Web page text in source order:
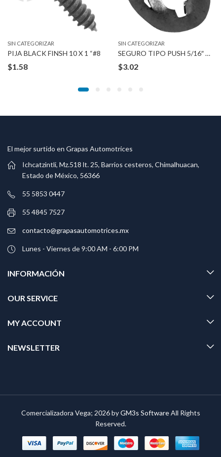
SIN CATEGORIZAR
PIJA BLACK FINSH 10 X 1 “#8
$1.58
SIN CATEGORIZAR
SEGURO TIPO PUSH 5/16″ SCREW SIZE 5/8″ OUTSIDE
$3.02
El mejor surtido en Grapas Automotrices
Ichcatzintli, Mz.518 lt. 25, Barrios cesteros, Chimalhuacan,
Estado de México, 56366
55 5853 0447
55 4845 7527
contacto@grapasautomotrices.mx
Lunes - Viernes de 9:00 AM - 6:00 PM
INFORMACIÓN
OUR SERVICE
MY ACCOUNT
NEWSLETTER
Comercializadora Vega; 2026 byGM3s SoftwareAll Rights
Reserved.